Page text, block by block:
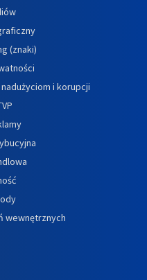
(znaki)
i korupcji
wewnętrznych